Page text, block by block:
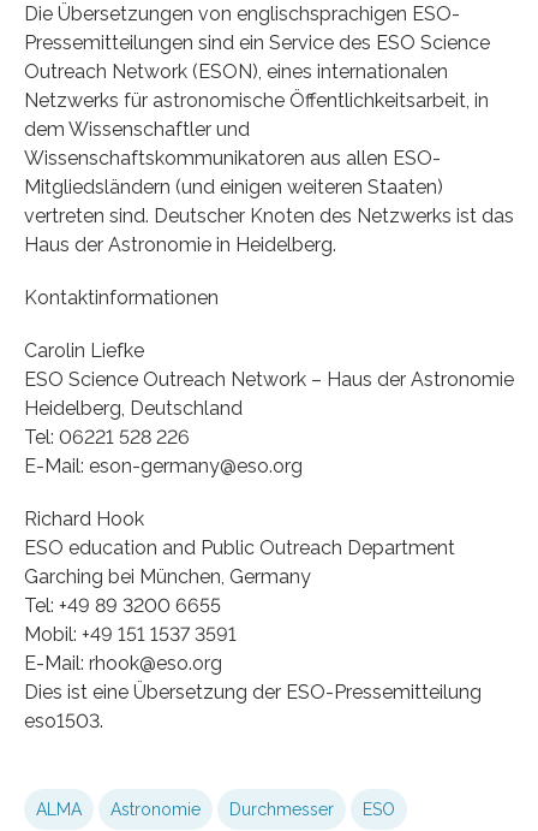
Die Übersetzungen von englischsprachigen ESO-
Pressemitteilungen sind ein Service des ESO Science
Outreach Network (ESON), eines internationalen
Netzwerks für astronomische Öffentlichkeitsarbeit, in
dem Wissenschaftler und
Wissenschaftskommunikatoren aus allen ESO-
Mitgliedsländern (und einigen weiteren Staaten)
vertreten sind. Deutscher Knoten des Netzwerks ist das
Haus der Astronomie in Heidelberg.
Kontaktinformationen
Carolin Liefke
ESO Science Outreach Network – Haus der Astronomie
Heidelberg, Deutschland
Tel: 06221 528 226
E-Mail: eson-germany@eso.org
Richard Hook
ESO education and Public Outreach Department
Garching bei München, Germany
Tel: +49 89 3200 6655
Mobil: +49 151 1537 3591
E-Mail: rhook@eso.org
Dies ist eine Übersetzung der ESO-Pressemitteilung
eso1503.
ALMA Astronomie Durchmesser ESO